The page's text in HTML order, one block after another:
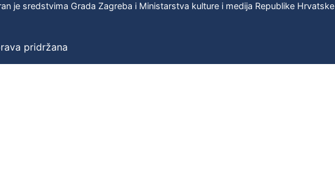
je sredstvima Grada Zagreba i Ministarstva kulture i medija Republike Hrvatske
pridržana